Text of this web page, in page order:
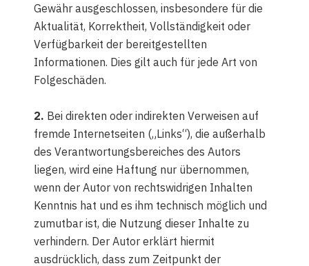
Gewähr ausgeschlossen, insbesondere für die
Aktualität, Korrektheit, Vollständigkeit oder
Verfügbarkeit der bereitgestellten
Informationen. Dies gilt auch für jede Art von
Folgeschäden.
2. Bei direkten oder indirekten Verweisen auf
fremde Internetseiten („Links“), die außerhalb
des Verantwortungsbereiches des Autors
liegen, wird eine Haftung nur übernommen,
wenn der Autor von rechtswidrigen Inhalten
Kenntnis hat und es ihm technisch möglich und
zumutbar ist, die Nutzung dieser Inhalte zu
verhindern. Der Autor erklärt hiermit
ausdrücklich, dass zum Zeitpunkt der